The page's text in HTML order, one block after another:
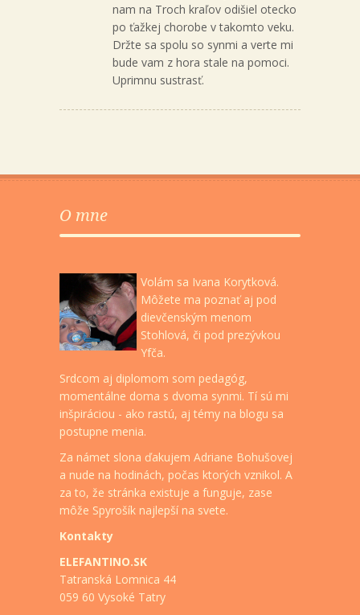
nam na Troch kraľov odišiel otecko
po ťažkej chorobe v takomto veku.
Držte sa spolu so synmi a verte mi
bude vam z hora stale na pomoci.
Uprimnu sustrasť.
O mne
Volám sa Ivana Korytková.
Môžete ma poznať aj pod
dievčenským menom
Stohlová, či pod prezývkou
Yfča.
Srdcom aj diplomom som pedagóg,
momentálne doma s dvoma synmi. Tí sú mi
inšpiráciou - ako rastú, aj témy na blogu sa
postupne menia.
Za námet slona ďakujem Adriane Bohušovej
a nude na hodinách, počas ktorých vznikol. A
za to, že stránka existuje a funguje, zase
môže Spyrošík najlepší na svete.
Kontakty
ELEFANTINO.SK
Tatranská Lomnica 44
059 60 Vysoké Tatry